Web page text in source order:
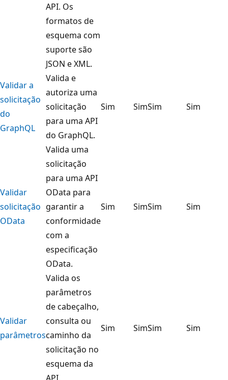
API. Os
formatos de
esquema com
suporte são
JSON e XML.
Validar a
solicitação
do
GraphQL
Valida e
autoriza uma
solicitação
para uma API
do GraphQL.
Sim SimSim Sim
Validar
solicitação
OData
Valida uma
solicitação
para uma API
OData para
garantir a
conformidade
com a
especificação
OData.
Sim SimSim Sim
Validar
parâmetros
Valida os
parâmetros
de cabeçalho,
consulta ou
caminho da
solicitação no
esquema da
API.
Sim SimSim Sim